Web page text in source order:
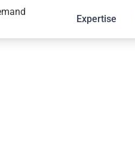
Expertise